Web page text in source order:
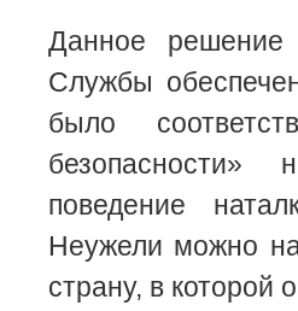
Данное решение
Службы
было
поведение
Неужели можно
страну, в которой